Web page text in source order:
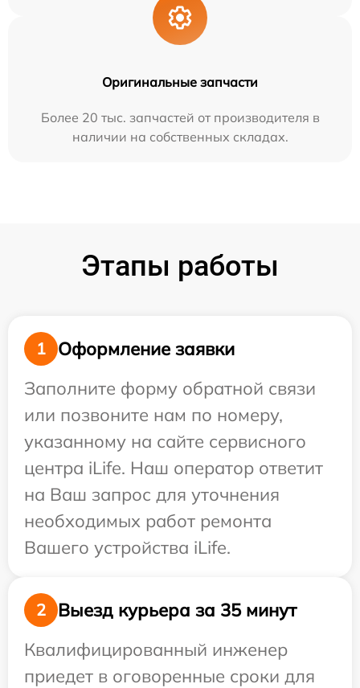
Оригинальные запчасти
Более 20 тыс. запчастей от производителя в
наличии на собственных складах.
Этапы работы
1
Оформление заявки
Заполните форму обратной связи
или позвоните нам по номеру,
указанному на сайте сервисного
центра iLife. Наш оператор ответит
на Ваш запрос для уточнения
необходимых работ ремонта
Вашего устройства iLife.
2
Выезд курьера за 35 минут
Квалифицированный инженер
приедет в оговоренные сроки для